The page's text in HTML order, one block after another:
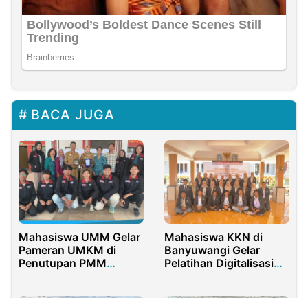
BACA JUGA
Mahasiswa UMM Gelar
Pameran UMKM di
Penutupan PMM
Mahasiswa KKN di
Banyuwangi Gelar
Pelatihan Digitalisasi